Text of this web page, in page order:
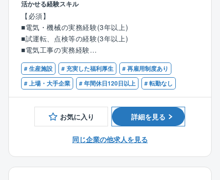
重大事故未然防止・品質コンプライアンス違反防止に
向けて、業務の取りまとめ者として、引き合い・提案
から顧客引き渡しに至るまでの各業務の監視および指
導、最終的な合否判定、顧客引き渡し後の稼働状況の
監視などに関する実務を主導する。
■公共・パワエレ設備などの製品・サービスに対する業
務
■現地(据付、試運転、点検）作業要領書、報告書審査
■社内試験、合否判定、試験成績書の審査
■現地現象把握、事故報告書審査、現地連絡情報の発行
■品質システム管理
■調達先(購入先、外注先)認定
【同社事業と特徴】
活かせる経験スキル
【必須】
■電気・機械の実務経験(3年以上)
■試運転、点検等の経験(3年以上)
■電気工事の実務経験
■普通自動車第一種免許
【歓迎】
■第三種電気主任技術者
■第二種電気工事士
■2級電気工事施工管理技士
# 生産施設 # 充実した福利厚生
# 再雇用制度あり
# 上場・大手企業
# 年間休日120日以上 # 転勤なし
お気に入り 詳細を見る
同じ企業の他求人を見る